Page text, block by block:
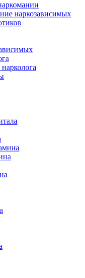
наркозависимых